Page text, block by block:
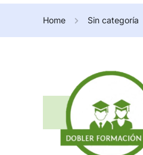
Home Sin categoría